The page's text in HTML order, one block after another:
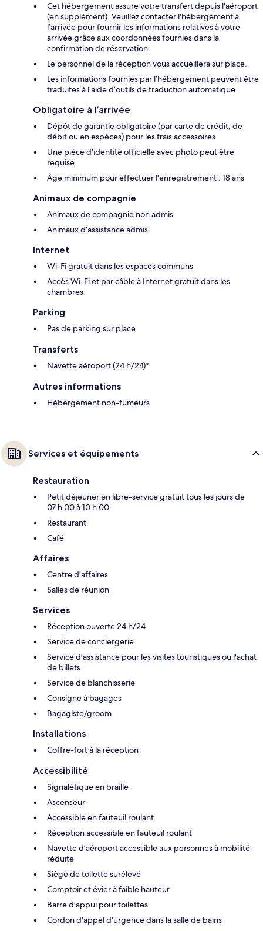
Cet hébergement assure votre transfert depuis l'aéroport
(en supplément). Veuillez contacter l'hébergement à
l’arrivée pour fournir les informations relatives à votre
arrivée grâce aux coordonnées fournies dans la
confirmation de réservation.
Le personnel de la réception vous accueillera sur place.
Les informations fournies par l’hébergement peuvent être
traduites à l’aide d’outils de traduction automatique
Obligatoire à l’arrivée
Dépôt de garantie obligatoire (par carte de crédit, de
débit ou en espèces) pour les frais accessoires
Une pièce d'identité officielle avec photo peut être
requise
Âge minimum pour effectuer l'enregistrement : 18 ans
Animaux de compagnie
Animaux de compagnie non admis
Animaux d’assistance admis
Internet
Wi-Fi gratuit dans les espaces communs
Accès Wi-Fi et par câble à Internet gratuit dans les
chambres
Parking
Pas de parking sur place
Transferts
Navette aéroport (24 h/24)*
Autres informations
Hébergement non-fumeurs
Services et équipements
Restauration
Petit déjeuner en libre-service gratuit tous les jours de
07 h 00 à 10 h 00
Restaurant
Café
Affaires
Centre d'affaires
Salles de réunion
Services
Réception ouverte 24 h/24
Service de conciergerie
Service d'assistance pour les visites touristiques ou l'achat
de billets
Service de blanchisserie
Consigne à bagages
Bagagiste/groom
Installations
Coffre-fort à la réception
Accessibilité
Signalétique en braille
Ascenseur
Accessible en fauteuil roulant
Réception accessible en fauteuil roulant
Navette d’aéroport accessible aux personnes à mobilité
réduite
Siège de toilette surélevé
Comptoir et évier à faible hauteur
Barre d'appui pour toilettes
Cordon d'appel d'urgence dans la salle de bains